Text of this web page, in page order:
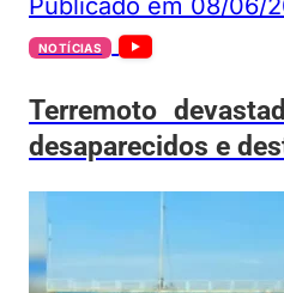
Publicado em 08/06/
NOTÍCIAS
Terremoto
desaparecidos e